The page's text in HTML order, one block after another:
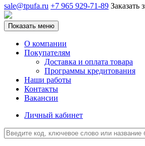
sale@tpufa.ru +7 965 929-71-89 Заказать
Показать меню
О компании
Покупателям
Доставка и оплата товара
Программы кредитования
Наши работы
Контакты
Вакансии
Личный кабинет